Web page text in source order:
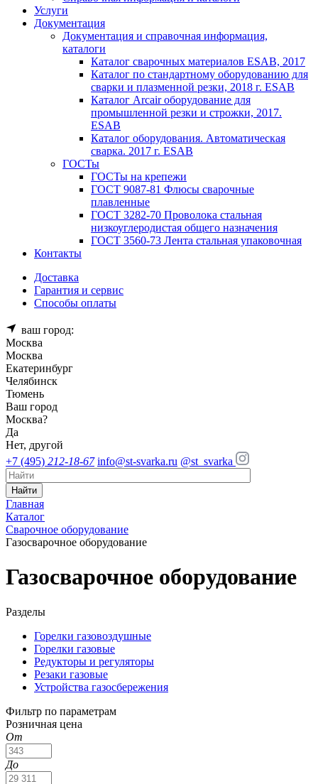
Услуги
Документация
Документация и справочная информация,
каталоги
Каталог сварочных материалов ESAB, 2017
Каталог по стандартному оборудованию для
сварки и плазменной резки, 2018 г. ESAB
Каталог Arcair оборудование для
промышленной резки и строжки, 2017.
ESAB
Каталог оборудования. Автоматическая
сварка. 2017 г. ESAB
ГОСТы
ГОСТы на крепежи
ГОСТ 9087-81 Флюсы сварочные
плавленные
ГОСТ 3282-70 Проволока стальная
низкоуглеродистая общего назначения
ГОСТ 3560-73 Лента стальная упаковочная
Контакты
Доставка
Гарантия и сервис
Способы оплаты
ваш город:
Москва
Москва
Екатеринбург
Челябинск
Тюмень
Ваш город
Москва?
Да
Нет, другой
+7 (495) 212-18-67 info@st-svarka.ru @st_svarka
Найти
Главная
Каталог
Сварочное оборудование
Газосварочное оборудование
Газосварочное оборудование
Разделы
Горелки газовоздушные
Горелки газовые
Редукторы и регуляторы
Резаки газовые
Устройства газосбережения
Фильтр по параметрам
Розничная цена
От
До